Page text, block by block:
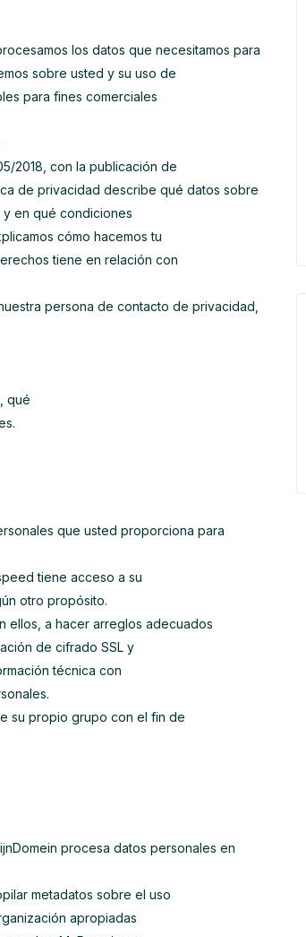
los datos que necesitamos para
sobre usted y su uso de
para fines comerciales
2018, con la publicación de
de privacidad describe qué datos sobre
en qué condiciones
cómo hacemos tu
tiene en relación con
persona de contacto de privacidad,
qué
que usted proporciona para
tiene acceso a su
otro propósito.
ellos, a hacer arreglos adecuados
de cifrado SSL y
técnica con
su propio grupo con el fin de
procesa datos personales en
metadatos sobre el uso
apropiadas